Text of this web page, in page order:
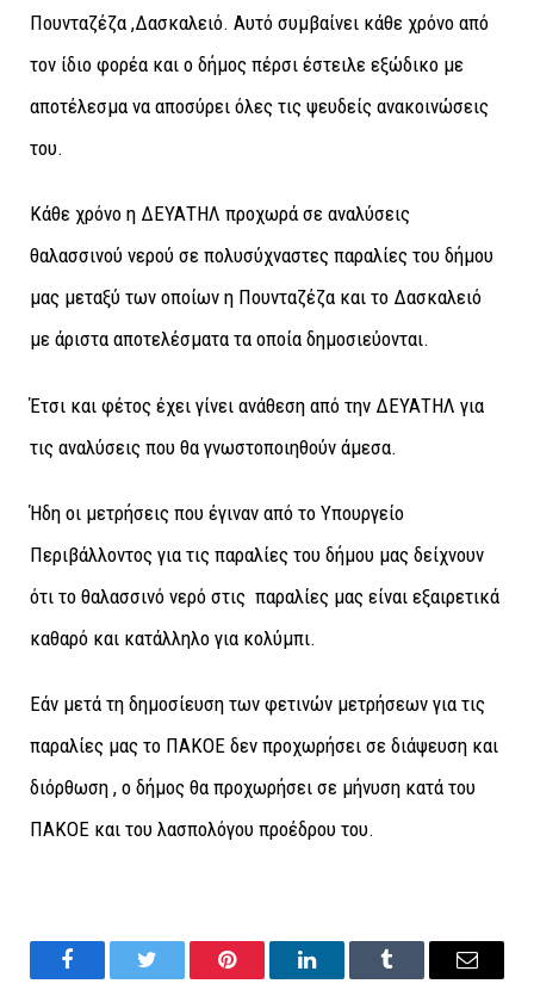
Πουνταζέζα ,Δασκαλειό. Αυτό συμβαίνει κάθε χρόνο από
τον ίδιο φορέα και ο δήμος πέρσι έστειλε εξώδικο με
αποτέλεσμα να αποσύρει όλες τις ψευδείς ανακοινώσεις
του.
Κάθε χρόνο η ΔΕΥΑΤΗΛ προχωρά σε αναλύσεις
θαλασσινού νερού σε πολυσύχναστες παραλίες του δήμου
μας μεταξύ των οποίων η Πουνταζέζα και το Δασκαλειό
με άριστα αποτελέσματα τα οποία δημοσιεύονται.
Έτσι και φέτος έχει γίνει ανάθεση από την ΔΕΥΑΤΗΛ για
τις αναλύσεις που θα γνωστοποιηθούν άμεσα.
Ήδη οι μετρήσεις που έγιναν από το Υπουργείο
Περιβάλλοντος για τις παραλίες του δήμου μας δείχνουν
ότι το θαλασσινό νερό στις παραλίες μας είναι εξαιρετικά
καθαρό και κατάλληλο για κολύμπι.
Εάν μετά τη δημοσίευση των φετινών μετρήσεων για τις
παραλίες μας το ΠΑΚΟΕ δεν προχωρήσει σε διάψευση και
διόρθωση , ο δήμος θα προχωρήσει σε μήνυση κατά του
ΠΑΚΟΕ και του λασπολόγου προέδρου του.
FacebookTwitter Pinterest LinkedInTumblr Email